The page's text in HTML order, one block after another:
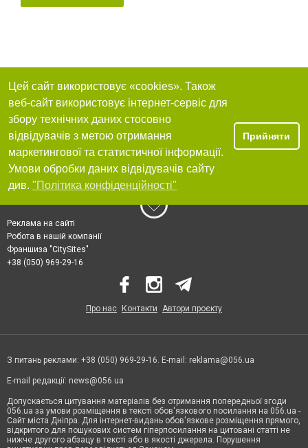
Цей сайт використовує «cookies». Також
веб-сайт використовує інтернет-сервіс для
збору технічних даних стосовно
відвідувачів з метою отримання
маркетингової та статистичної інформації.
Умови обробки даних відвідувачів сайту
див. "Політика конфіденційності"
Прийняти
Реклама на сайті
Робота в нашій компанії
Франшиза "CitySites"
+38 (050) 969-29-16
Про нас Контакти Автори проєкту
З питань реклами: +38 (050) 969-29-16. E-mail: reklama@056.ua
E-mail редакції: news@056.ua
Допускається цитування матеріалів без отримання попередньої згоди
056.ua за умови розміщення в тексті обов'язкового посилання на 056.ua -
Сайт міста Дніпра. Для інтернет-видань обов'язкове розміщення прямого,
відкритого для пошукових систем гіперпосилання на цитовані статті не
нижче другого абзацу в тексті або в якості джерела. Порушення